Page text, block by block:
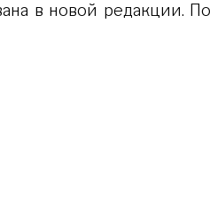
в новой редакции.